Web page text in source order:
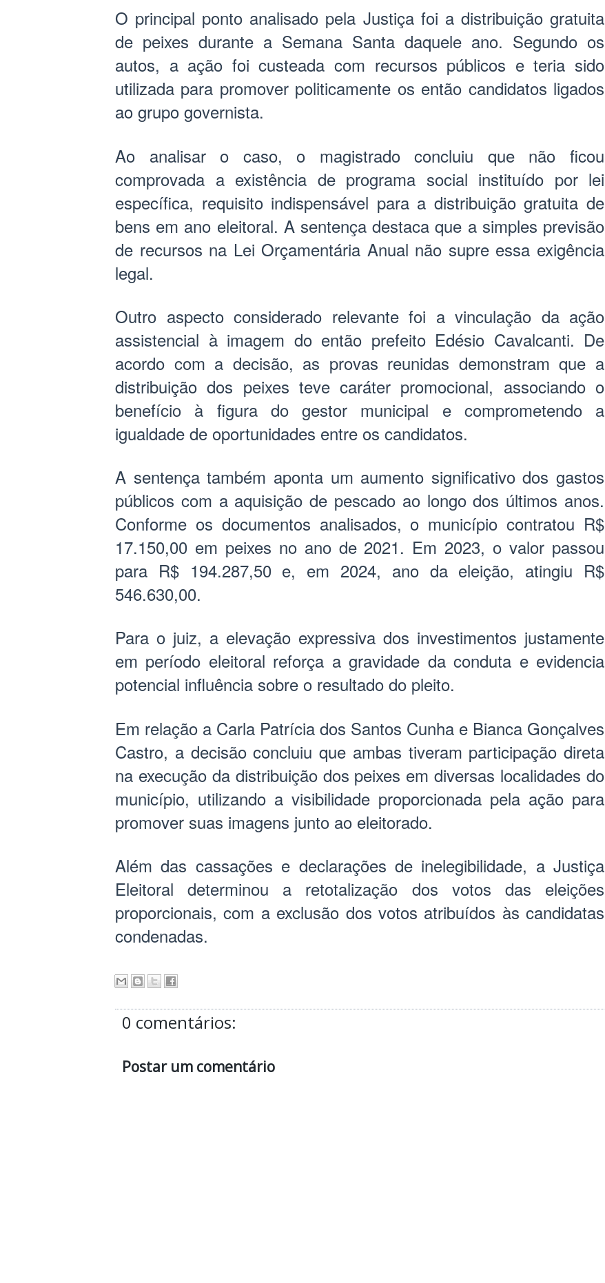
O principal ponto analisado pela Justiça foi a distribuição gratuita
de peixes durante a Semana Santa daquele ano. Segundo os
autos, a ação foi custeada com recursos públicos e teria sido
utilizada para promover politicamente os então candidatos ligados
ao grupo governista.
Ao analisar o caso, o magistrado concluiu que não ficou
comprovada a existência de programa social instituído por lei
específica, requisito indispensável para a distribuição gratuita de
bens em ano eleitoral. A sentença destaca que a simples previsão
de recursos na Lei Orçamentária Anual não supre essa exigência
legal.
Outro aspecto considerado relevante foi a vinculação da ação
assistencial à imagem do então prefeito Edésio Cavalcanti. De
acordo com a decisão, as provas reunidas demonstram que a
distribuição dos peixes teve caráter promocional, associando o
benefício à figura do gestor municipal e comprometendo a
igualdade de oportunidades entre os candidatos.
A sentença também aponta um aumento significativo dos gastos
públicos com a aquisição de pescado ao longo dos últimos anos.
Conforme os documentos analisados, o município contratou R$
17.150,00 em peixes no ano de 2021. Em 2023, o valor passou
para R$ 194.287,50 e, em 2024, ano da eleição, atingiu R$
546.630,00.
Para o juiz, a elevação expressiva dos investimentos justamente
em período eleitoral reforça a gravidade da conduta e evidencia
potencial influência sobre o resultado do pleito.
Em relação a Carla Patrícia dos Santos Cunha e Bianca Gonçalves
Castro, a decisão concluiu que ambas tiveram participação direta
na execução da distribuição dos peixes em diversas localidades do
município, utilizando a visibilidade proporcionada pela ação para
promover suas imagens junto ao eleitorado.
Além das cassações e declarações de inelegibilidade, a Justiça
Eleitoral determinou a retotalização dos votos das eleições
proporcionais, com a exclusão dos votos atribuídos às candidatas
condenadas.
0 comentários:
Postar um comentário